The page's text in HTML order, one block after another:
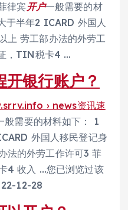
律宾开户一般需要的材
于半年2 ICARD 外国人
上 劳工部办法的外劳工
，TIN税卡4 …
银行账户？
› news资讯速
般需要的材料如下： 1
外国人移民登记身
法的外劳工作许可3 菲
4 收入 …您已浏览过该
22-12-28